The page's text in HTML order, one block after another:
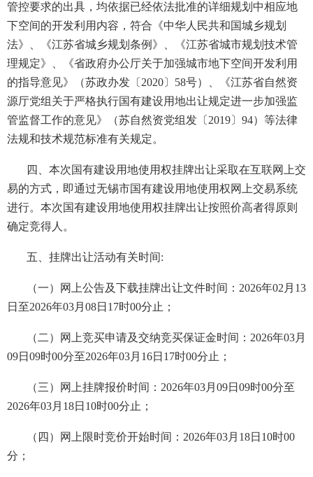
管控要求的出具，均依据已经依法批准的详细规划中相应地
下空间的开发利用内容， 符合《中华人民共和国城乡规划
法》、《江苏省城乡规划条例》、《江苏省城市规划技术管
理规定》、
《省政府办公厅关于加强城市地下空间开发利用
的指导意见》（苏政办发〔 2020〕58号）、《江苏省自然资
源厅党组关于严格执行国有建设用地出让规定进一步加强监
管监督工作的意见》（苏自然资党组发〔2019〕94）等法律
法规和技术规范标准有关规定。
四、本次国有建设用地使用权挂牌出让采取在互联网上交
易的方式，即通过无锡市国有建设用地使用权网上交易系统
进行。本次国有建设用地使用权挂牌出让按照价高者得原则
确定竞得人。
五、挂牌出让活动有关时间:
（一）网上公告及下载挂牌出让文件时间： 2026年02 月 13
日至2026年03月 08日 17时00分止；
（二）网上竞买申请及交纳竞买保证金时间： 2026年03月
09日 09时00分至2026年03月 16日 17时00分 止；
（三）网上挂牌报价时间： 2026年03月 09日 09时00分至
2026年03月 18日 10时00分 止 ；
（四）网上限时竞价开始时间： 2026年03月 18日 10时00
分 ；